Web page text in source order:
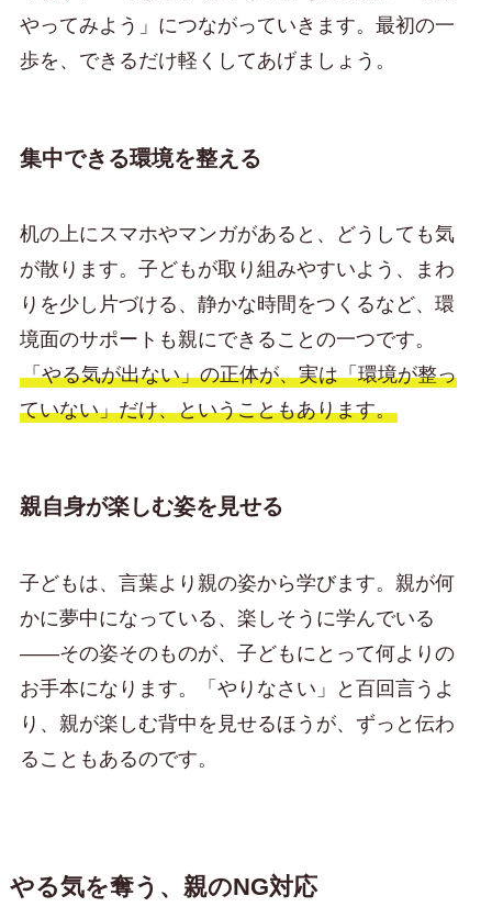
やってみよう」につながっていきます。最初の一
歩を、できるだけ軽くしてあげましょう。
集中できる環境を整える
机の上にスマホやマンガがあると、どうしても気
が散ります。子どもが取り組みやすいよう、まわ
りを少し片づける、静かな時間をつくるなど、環
境面のサポートも親にできることの一つです。
「やる気が出ない」の正体が、実は「環境が整っ
ていない」だけ、ということもあります。
親自身が楽しむ姿を見せる
子どもは、言葉より親の姿から学びます。親が何
かに夢中になっている、楽しそうに学んでいる
——その姿そのものが、子どもにとって何よりの
お手本になります。「やりなさい」と百回言うよ
り、親が楽しむ背中を見せるほうが、ずっと伝わ
ることもあるのです。
やる気を奪う、親のNG対応